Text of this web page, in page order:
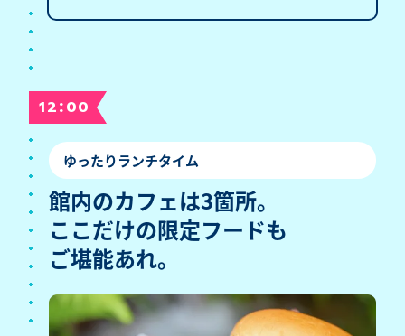
12:00
ゆったりランチタイム
館内のカフェは3箇所。
ここだけの限定フードも
ご堪能あれ。